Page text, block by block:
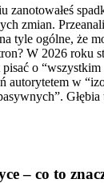
zanotowałeś
zmian.
tyle ogólne, że
W 2026 roku
pisać o
autorytetem w
Głębia
– co to